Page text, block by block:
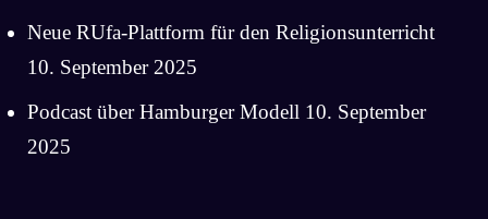
Neue RUfa-Plattform für den Religionsunterricht
10. September 2025
Podcast über Hamburger Modell 10. September
2025